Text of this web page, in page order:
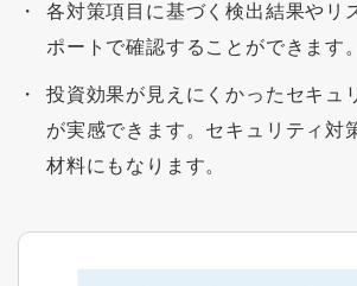
各対策項目に基づく検出結果やリ
ポートで確認することができます。
投資効果が見えにくかったセキュ
が実感できます。セキュリティ対
材料にもなります。